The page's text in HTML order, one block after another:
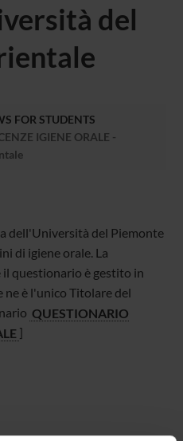
del
FOR STUDENTS
IGIENE ORALE -
dell'Università del Piemonte
di igiene orale. La
questionario è gestito in
ne è l'unico Titolare del
QUESTIONARIO
]